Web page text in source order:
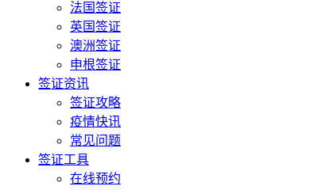
法国签证
英国签证
澳洲签证
申根签证
签证资讯
签证攻略
疫情快讯
常见问题
签证工具
在线预约